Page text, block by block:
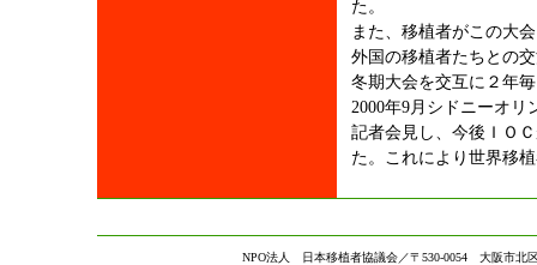
た。
また、移植者がこの大
外国の移植者たちとの
冬期大会を交互に２年
2000年9月シドニーオ
記者会見し、今後ＩＯ
た。これにより世界移
NPO法人 日本移植者協議会／〒530-0054 大阪市北